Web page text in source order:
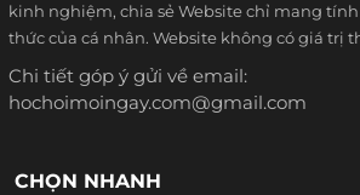
kinh nghiệm, chia sẻ Website chỉ mang
thức của cá nhân. Website không có giá trị
Chi tiết góp ý gửi về email:
hochoimoingay.com@gmail.com
CHỌN NHANH